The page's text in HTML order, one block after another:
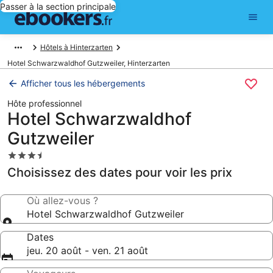
Passer à la section principale
Hôtels à Hinterzarten
Hotel Schwarzwaldhof Gutzweiler, Hinterzarten
Afficher tous les hébergements
Hôte professionnel
Hotel Schwarzwaldhof
Gutzweiler
Hébergement
3.5 étoiles
Choisissez des dates pour voir les prix
Où allez-vous ?
Hotel Schwarzwaldhof Gutzweiler
Dates
jeu. 20 août - ven. 21 août